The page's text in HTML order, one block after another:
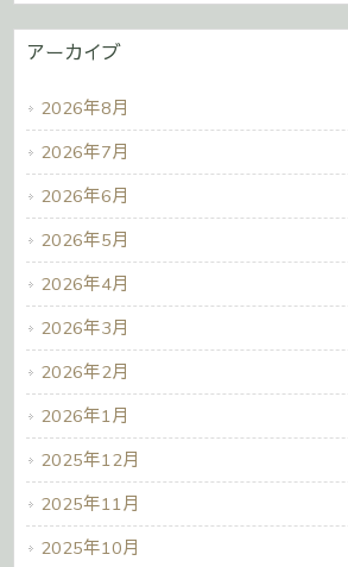
アーカイブ
2026年8月
2026年7月
2026年6月
2026年5月
2026年4月
2026年3月
2026年2月
2026年1月
2025年12月
2025年11月
2025年10月